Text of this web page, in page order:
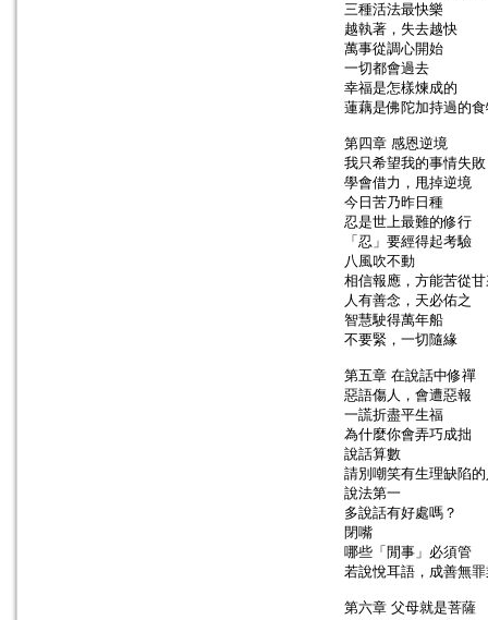
三種活法最快樂
越執著，失去越快
萬事從調心開始
一切都會過去
幸福是怎樣煉成的
蓮藕是佛陀加持過的
第四章 感恩逆境
我只希望我的事情失敗
學會借力，甩掉逆境
今日苦乃昨日種
忍是世上最難的修行
「忍」要經得起考驗
八風吹不動
相信報應，方能苦從
人有善念，天必佑之
智慧駛得萬年船
不要緊，一切隨緣
第五章 在說話中修禪
惡語傷人，會遭惡報
一謊折盡平生福
為什麼你會弄巧成拙
說話算數
請別嘲笑有生理缺陷
說法第一
多說話有好處嗎？
閉嘴
哪些「閒事」必須管
若說悅耳語，成善無
第六章 父母就是菩薩